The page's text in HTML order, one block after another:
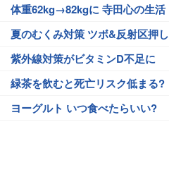
体重62kg→82kgに 寺田心の生活
夏のむくみ対策 ツボ&反射区押し
紫外線対策がビタミンD不足に
緑茶を飲むと死亡リスク低まる?
ヨーグルト いつ食べたらいい?